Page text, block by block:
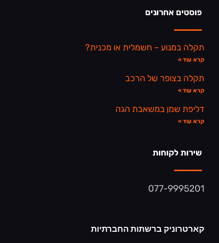
פוסטים אחרונים
תקלה במנוע – חשמלית או מכנית?
קרא עוד »
תקלה בצופר של הרכב
קרא עוד »
דליפת שמן במשאבת הגה
קרא עוד »
שירות לקוחות
077-9995201
קארטרוניק ברשתות החברתיות